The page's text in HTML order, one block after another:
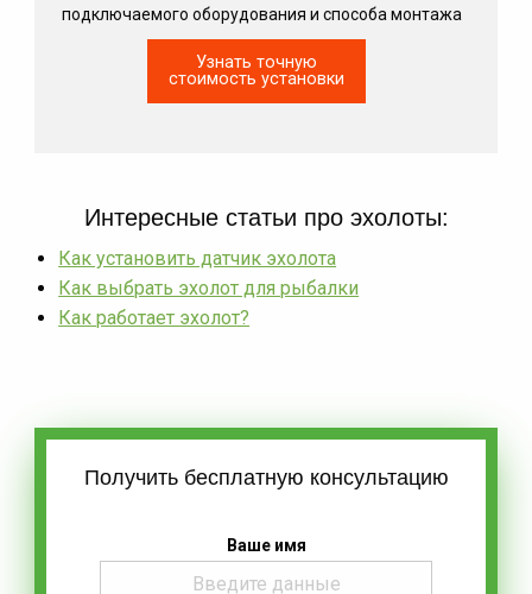
подключаемого оборудования и способа монтажа
Узнать точную
стоимость установки
Интересные статьи про эхолоты:
Как установить датчик эхолота
Как выбрать эхолот для рыбалки
Как работает эхолот?
Получить бесплатную консультацию
Ваше имя